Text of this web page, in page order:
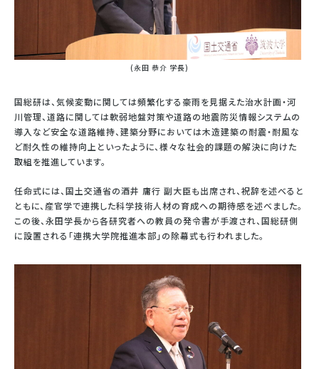
(永田 恭介 学長)
国総研は、気候変動に関しては頻繁化する豪雨を見据えた治水計画・河
川管理、道路に関しては軟弱地盤対策や道路の地震防災情報システムの
導入など安全な道路維持、建築分野においては木造建築の耐震・耐風な
ど耐久性の維持向上といったように、様々な社会的課題の解決に向けた
取組を推進しています。
任命式には、国土交通省の酒井 庸行 副大臣も出席され、祝辞を述べると
ともに、産官学で連携した科学技術人材の育成への期待感を述べました。
この後、永田学長から各研究者への教員の発令書が手渡され、国総研側
に設置される「連携大学院推進本部」の除幕式も行われました。